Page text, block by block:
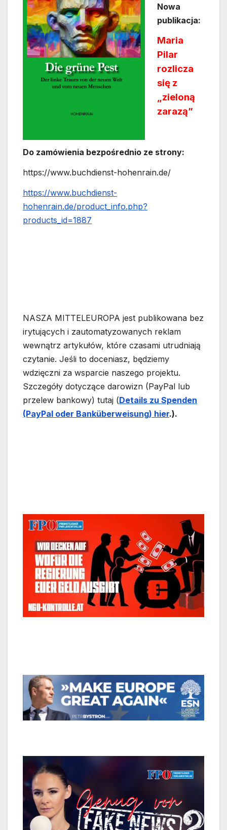
Nowa
publikacja:
Maria
Pilar
rozlicza
się z
„zieloną
zarazą”
Do zamówienia bezpośrednio ze strony:
https://www.buchdienst-hohenrain.de/
https://www.buchdienst-
hohenrain.de/product_info.php?
products_id=1887
NASZA MITTELEUROPA jest publikowana bez
irytujących i zautomatyzowanych reklam
wewnątrz artykułów, które czasami utrudniają
czytanie. Jeśli to doceniasz, będziemy
wdzięczni za wsparcie naszego projektu.
Szczegóły dotyczące darowizn (PayPal lub
przelew bankowy) tutaj (Details zu Spenden
(PayPal oder Banküberweisung) hier.).